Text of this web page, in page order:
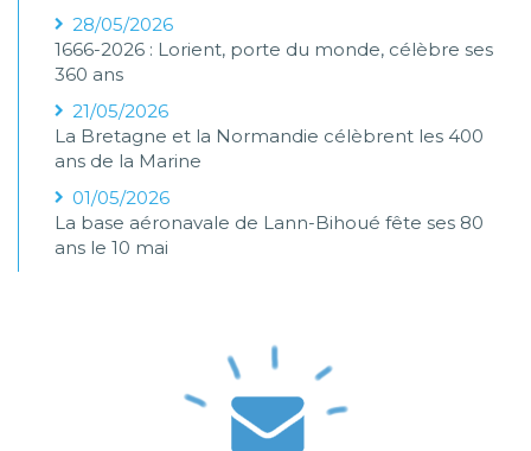
28/05/2026
1666-2026 : Lorient, porte du monde, célèbre ses
360 ans
21/05/2026
La Bretagne et la Normandie célèbrent les 400
ans de la Marine
01/05/2026
La base aéronavale de Lann-Bihoué fête ses 80
ans le 10 mai